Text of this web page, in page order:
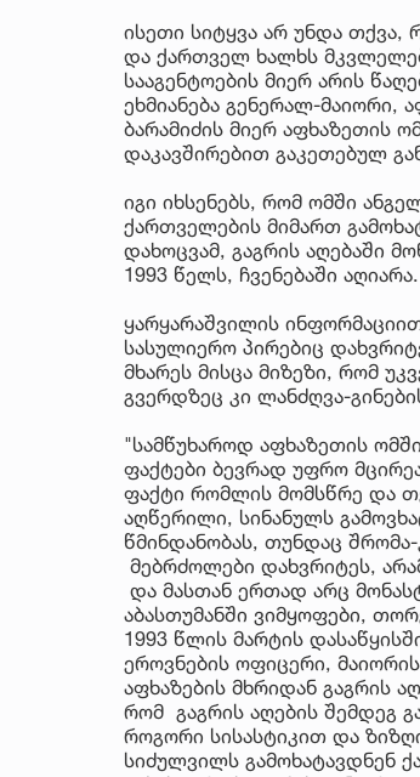
ისეთი სიტყვა არ უნდა
და ქართველ ხალხს
სააგენტოების მიერ არის
ეხმიანება გენერალ-მაიორი,
ბარამიძის მიერ აფხაზეთის
დაკავშირებით გაკეთებულ
იგი იხსენებს, რომ ომში
ქართველების მიმართ
დახოცვამ, გაგრის აღებაში
1993 წელს, ჩვენებაში აღიარა.
ყარყარაშვილის
სასულიერო პირებიც
მხარეს მისცა მიზეზი, რომ
გვერდზეც კი ლანძღვა-
"სამწუხაროდ აფხაზეთის
ფაქტები ბევრად უფრო
ფაქტი რომლის მომსწრე და
აღწერილი, სინანულს
წმინდანობას, თუნდაც
მებრძოლები დახვრიტეს,
და მასთან ერთად არც
აბასთუმანში ვიმყოფები,
1993 წლის მარტის
ეროვნების ოფიცერი,
აფხაზების მხრიდან გაგრის
რომ გაგრის აღების შემდეგ
როგორი სისასტიკით და
სიძულვილს გამოხატავდნენ